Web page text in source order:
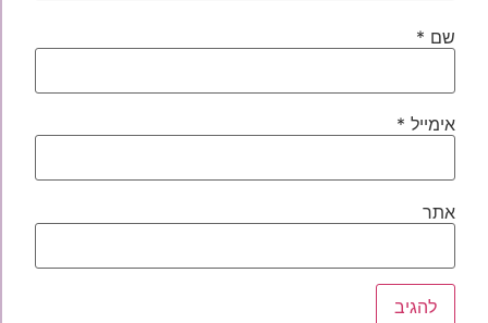
שם *
אימייל *
אתר